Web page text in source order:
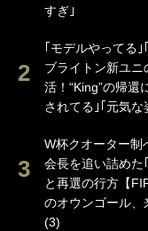
すぎ｣
｢モデルやってる
ブライトン新ユニ
活！“King”の帰還
されてる｣｢元気
W杯クオーター制
会長を追い詰めた
と再選の行方【
のオウンゴール、
(3)